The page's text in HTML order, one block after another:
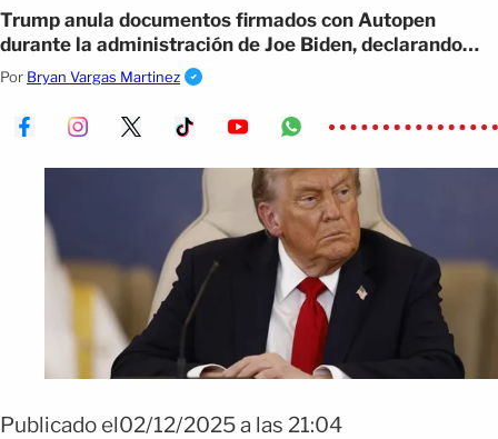
Trump anula documentos firmados con Autopen
durante la administración de Joe Biden, declarando
que todos los indultos, órdenes ejecutivas
Por Bryan Vargas Martinez
Publicado el02/12/2025 a las 21:04